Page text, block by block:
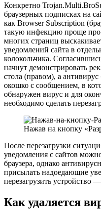
Конкретно
браузерных подписках на
как Browser Subscription
такую инфекцию проще
многих страниц
уведомлений сайта в
колокольчика.
начнут демонстрировать
стола (правом), а антивирус
окошко с сообщением, в
обнаружен вирус и для
необходимо сделать
Нажав на кнопку
После перезагрузки
уведомления с сайтов
браузера, однако
присылать надоедающие
перезагрузить устройство
Как удаляется